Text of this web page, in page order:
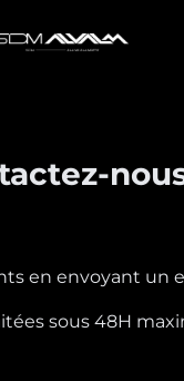
en envoyant un
sous 48H